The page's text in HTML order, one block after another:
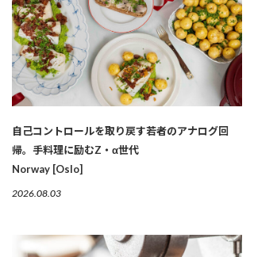
自己コントロールを取り戻す若者のアナログ回
帰。手料理に励むZ・α世代
Norway [Oslo]
2026.08.03